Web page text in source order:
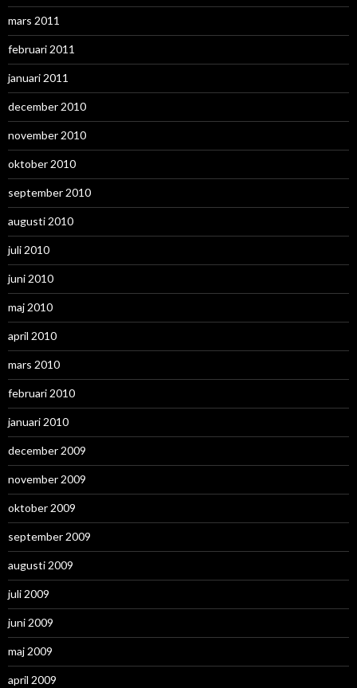
mars 2011
februari 2011
januari 2011
december 2010
november 2010
oktober 2010
september 2010
augusti 2010
juli 2010
juni 2010
maj 2010
april 2010
mars 2010
februari 2010
januari 2010
december 2009
november 2009
oktober 2009
september 2009
augusti 2009
juli 2009
juni 2009
maj 2009
april 2009